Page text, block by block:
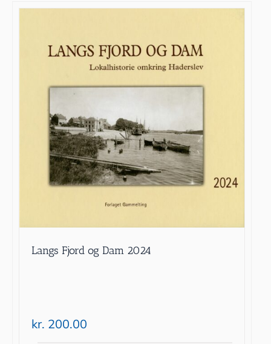
Langs Fjord og Dam 2024
kr. 200.00